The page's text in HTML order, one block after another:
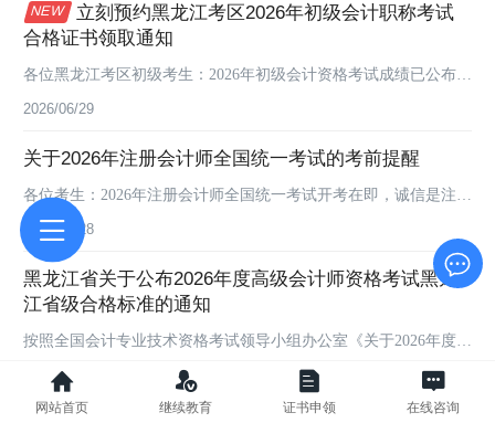
题密卷正式发布，其题型、题量及难易程度符合本年度考试，历年
押题效果明显，帮助考生一次过关，欢迎考生根据自身情况选择性
使用。一、试卷特点1、历年押题效果明显（连续多年命中原题/类
立刻预约黑龙江考区2026年初级会计职称考试
合格证书领取通知
各位黑龙江考区初级考生：2026年初级会计资格考试成绩已公布，
尚未查询的考生请及时通过全国会计平台或黑龙江会计网“成绩查
（初级）资格考试合格证书领取等相关重要通知，为更好的服务黑
龙江考生，现已开通微信通知服务，请各位考生识别下方二维码，
关注黑龙江会计微信服务号，即可收到及时的证书领取提醒。打开
微信扫一扫即可预约领证
2026/06/29
关于2026年注册会计师全国统一考试的考前提醒
各位考生：2026年注册会计师全国统一考试开考在即，诚信是注册
会计师行业的立身之本、执业之基，为切实维护考试公平公正，营
造规范有序、风清气正的考试环境，现就考前有关事项提醒如下：
一、严禁携带规定以外的物品考生进入考场时，须出示准考证和与
报名信息一致的有效身份证件，主动接受监考人员身份核验和金属
探测仪等设备的安全检查。严禁携带手机等通讯设备和智能眼镜、
2026/07/28
黑龙江省关于公布2026年度高级会计师资格考试黑龙
江省级合格标准的通知
按照全国会计专业技术资格考试领导小组办公室《关于2026年度高
级会计师资格考试合格标准等有关问题的通知》（会考〔2026〕1
号）要求，2026年度高级会计师资格考试全国合格标准为60分（试
2026/07/28
网站首页 继续教育 证书申领 在线咨询